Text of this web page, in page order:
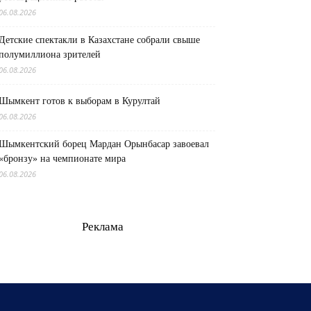
06.08.2026
спектакли в Казахстане собрали свыше
зрителей
06.08.2026
готов к выборам в Курултай
06.08.2026
борец Мардан Орынбасар завоевал
на чемпионате мира
06.08.2026
Реклама